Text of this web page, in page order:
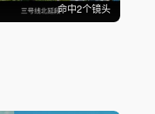
命中2个镜头